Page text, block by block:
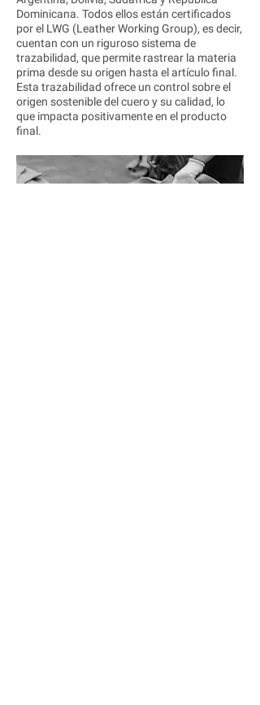
Dominicana. Todos ellos están certificados
por el LWG (Leather Working Group), es decir,
cuentan con un riguroso sistema de
trazabilidad, que permite rastrear la materia
prima desde su origen hasta el artículo final.
Esta trazabilidad ofrece un control sobre el
origen sostenible del cuero y su calidad, lo
que impacta positivamente en el producto
final.